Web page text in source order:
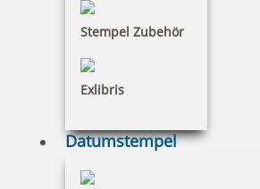
Stempel Zubehör
Exlibris
Datumstempel